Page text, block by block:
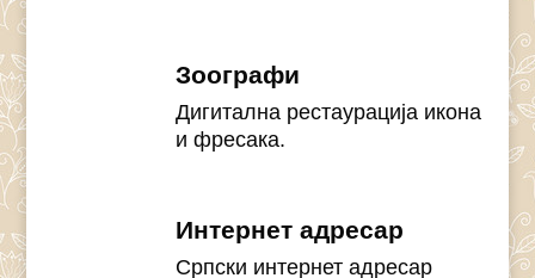
Зоографи
Дигитална рестаурација икона
и фресака.
Интернет адресар
Српски интернет адресар